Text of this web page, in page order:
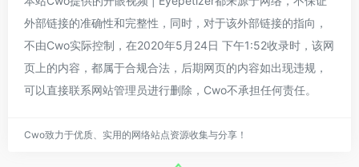
外部链接的准确性和完整性，同时，对于该外部链接的指向，
不由Cwo实际控制，在2020年5月24日 下午1:52收录时，该网
页上的内容，都属于合规合法，后期网页的内容如出现违规，
可以直接联系网站管理员进行删除，Cwo不承担任何责任。
Cwo致力于优质、实用的网络站点资源收集与分享！